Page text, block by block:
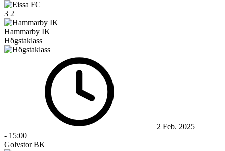
3 2
Hammarby IK
Högstaklass
2 Feb. 2025
- 15:00
Golvstor BK